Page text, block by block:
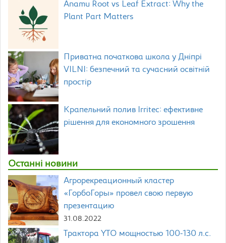
Anamu Root vs Leaf Extract: Why the
Plant Part Matters
Приватна початкова школа у Дніпрі
VILNI: безпечний та сучасний освітній
простір
Крапельний полив Irritec: ефективне
рішення для економного зрошення
Останні новини
Агрорекреационный кластер
«ГорбоГоры» провел свою первую
презентацию
31.08.2022
Трактора YTO мощностью 100-130 л.с.